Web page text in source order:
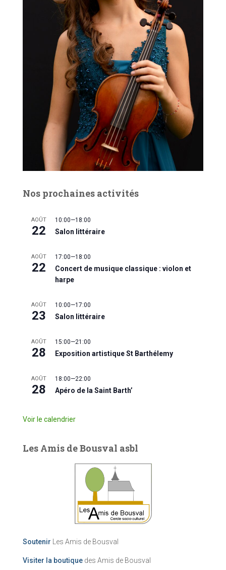
Nos prochaines activités
AOÛT
22
10:00—18:00
Salon littéraire
AOÛT
22
17:00—18:00
Concert de musique classique : violon et
harpe
AOÛT
23
10:00—17:00
Salon littéraire
AOÛT
28
15:00—21:00
Exposition artistique St Barthélemy
AOÛT
28
18:00—22:00
Apéro de la Saint Barth’
Voir le calendrier
Les Amis de Bousval asbl
Soutenir Les Amis de Bousval
Visiter la boutique des Amis de Bousval